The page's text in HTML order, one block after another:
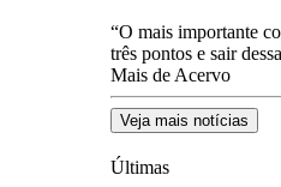
“O mais importante
três pontos e sair
Mais de Acervo
Veja mais notícias
Últimas